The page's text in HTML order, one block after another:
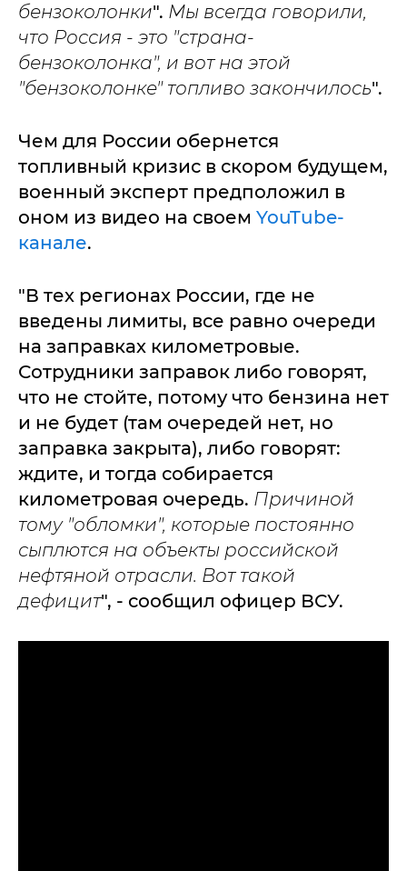
бензоколонки". Мы всегда говорили,
что Россия - это "страна-
бензоколонка", и вот на этой
"бензоколонке" топливо закончилось".
Чем для России обернется
топливный кризис в скором будущем,
военный эксперт предположил в
оном из видео на своем YouTube-
канале.
"В тех регионах России, где не
введены лимиты, все равно очереди
на заправках километровые.
Сотрудники заправок либо говорят,
что не стойте, потому что бензина нет
и не будет (там очередей нет, но
заправка закрыта), либо говорят:
ждите, и тогда собирается
километровая очередь. Причиной
тому "обломки", которые постоянно
сыплются на объекты российской
нефтяной отрасли. Вот такой
дефицит", - сообщил офицер ВСУ.